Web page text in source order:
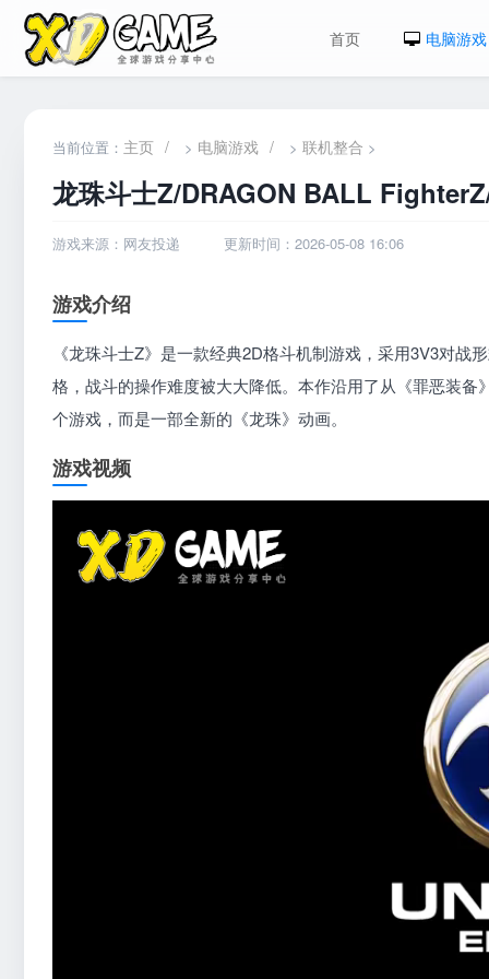
首页 电脑游戏
当前位置： 主页 / > 电脑游戏 / > 联机整合 >
龙珠斗士Z/DRAGON BALL
游戏来源：网友投递 更新时间：2026-05-08 16:06
游戏介绍
《龙珠斗士Z》是一款经典2D格斗机制游戏，采用3V3对
格，战斗的操作难度被大大降低。本作沿用了从《罪恶装
个游戏，而是一部全新的《龙珠》动画。
游戏视频